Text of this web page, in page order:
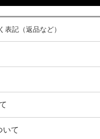
表記（返品など）
いて